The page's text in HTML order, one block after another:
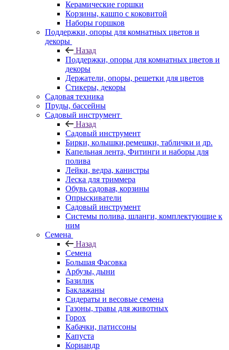
Керамические горшки
Корзины, кашпо с коковитой
Наборы горшков
Поддержки, опоры для комнатных цветов и
декоры
Назад
Поддержки, опоры для комнатных цветов и
декоры
Держатели, опоры, решетки для цветов
Стикеры, декоры
Садовая техника
Пруды, бассейны
Садовый инструмент
Назад
Садовый инструмент
Бирки, колышки,ремешки, таблички и др.
Капельная лента, Фитинги и наборы для
полива
Лейки, ведра, канистры
Леска для триммера
Обувь садовая, корзины
Опрыскиватели
Садовый инструмент
Системы полива, шланги, комплектующие к
ним
Семена
Назад
Семена
Большая Фасовка
Арбузы, дыни
Базилик
Баклажаны
Сидераты и весовые семена
Газоны, травы для животных
Горох
Кабачки, патиссоны
Капуста
Кориандр